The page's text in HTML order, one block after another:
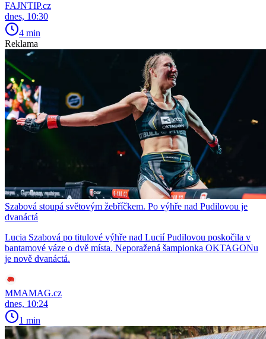
FAJNTIP.cz
dnes, 10:30
4 min
Reklama
Szabová stoupá světovým žebříčkem. Po výhře nad Pudilovou je
dvanáctá
Lucia Szabová po titulové výhře nad Lucií Pudilovou poskočila v
bantamové váze o dvě místa. Neporažená šampionka OKTAGONu
je nově dvanáctá.
MMAMAG.cz
dnes, 10:24
1 min